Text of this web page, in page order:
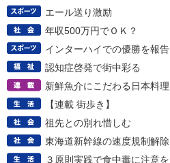
エール送り激励
年収500万円でＯＫ？
インターハイでの優勝を報告
認知症啓発で街中彩る
新鮮魚介にこだわる日本料理
【連載 街歩き】
祖先との別れ惜しむ
東海道新幹線の速度規制解除
３原則実践で食中毒に注意を